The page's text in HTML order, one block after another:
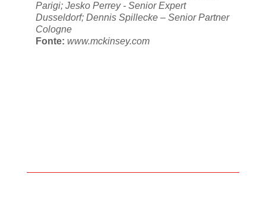
Parigi; Jesko Perrey - Senior Expert
Dusseldorf; Dennis Spillecke – Senior Partner
Cologne
Fonte: www.mckinsey.com